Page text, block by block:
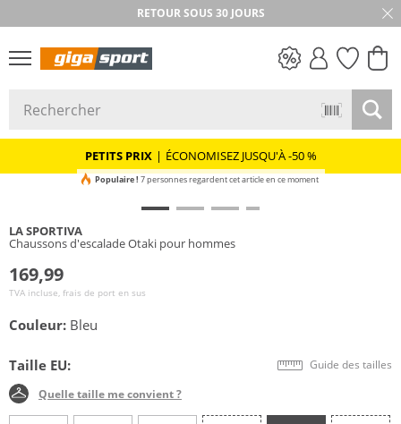
RETOUR SOUS 30 JOURS
PETITS PRIX | ÉCONOMISEZ JUSQU'À -50 %
Populaire ! 7 personnes regardent cet article en ce moment
LA SPORTIVA
Chaussons d'escalade Otaki pour hommes
169,99
TVA incluse, frais de port en sus
Couleur: Bleu
Taille EU: Guide des tailles
Quelle taille me convient ?